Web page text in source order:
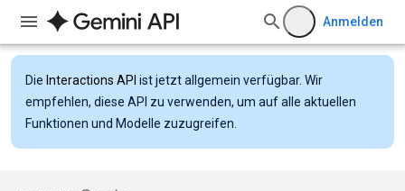
Anmelden
Die Interactions API ist jetzt allgemein verfügbar. Wir
empfehlen, diese API zu verwenden, um auf alle aktuellen
Funktionen und Modelle zuzugreifen.